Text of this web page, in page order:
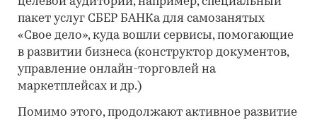
пакет услуг СБЕР БАНКа для самозанятых
«Свое дело», куда вошли сервисы, помогающие
в развитии бизнеса (конструктор документов,
управление онлайн-торговлей на
маркетплейсах и др.)
Помимо этого, продолжают активное развитие